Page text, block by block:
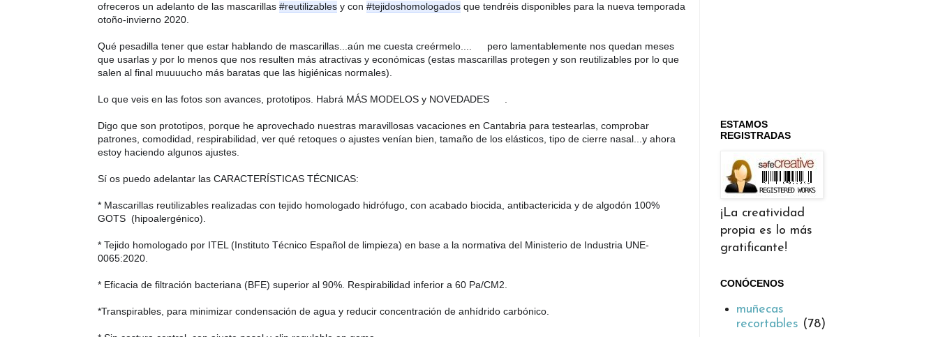
ofreceros un adelanto de las mascarillas #reutilizables y con #tejidoshomologados que tendréis disponibles para la nueva temporada
otoño-invierno 2020.
Qué pesadilla tener que estar hablando de mascarillas...aún me cuesta creérmelo....
pero lamentablemente nos quedan meses
que usarlas y por lo menos que nos resulten más atractivas y económicas (estas mascarillas protegen y son reutilizables por lo que
salen al final muuuucho más baratas que las higiénicas normales).
Lo que veis en las fotos son avances, prototipos. Habrá MÁS MODELOS y NOVEDADES
Digo que son prototipos, porque he aprovechado nuestras maravillosas vacaciones en Cantabria para testearlas, comprobar
patrones, comodidad, respirabilidad, ver qué retoques o ajustes venían bien, tamaño de los elásticos, tipo de cierre nasal...y ahora
estoy haciendo algunos ajustes.
Sí os puedo adelantar las CARACTERÍSTICAS TÉCNICAS:
* Mascarillas reutilizables realizadas con tejido homologado hidrófugo, con acabado biocida, antibactericida y de algodón 100%
GOTS  (hipoalergénico).
* Tejido homologado por ITEL (Instituto Técnico Español de limpieza) en base a la normativa del Ministerio de Industria UNE-
0065:2020.
* Eficacia de filtración bacteriana (BFE) superior al 90%. Respirabilidad inferior a 60 Pa/CM2.
*Transpirables, para minimizar condensación de agua y reducir concentración de anhídrido carbónico.
ESTAMOS
REGISTRADAS
¡La creatividad
propia es lo más
gratificante!
CONÓCENOS
muñecas
recortables (78)